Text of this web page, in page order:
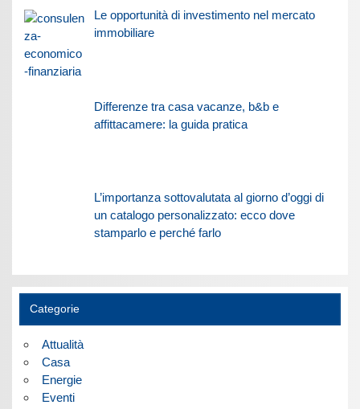
Le opportunità di investimento nel mercato
immobiliare
Differenze tra casa vacanze, b&b e
affittacamere: la guida pratica
L’importanza sottovalutata al giorno d’oggi di
un catalogo personalizzato: ecco dove
stamparlo e perché farlo
Categorie
Attualità
Casa
Energie
Eventi